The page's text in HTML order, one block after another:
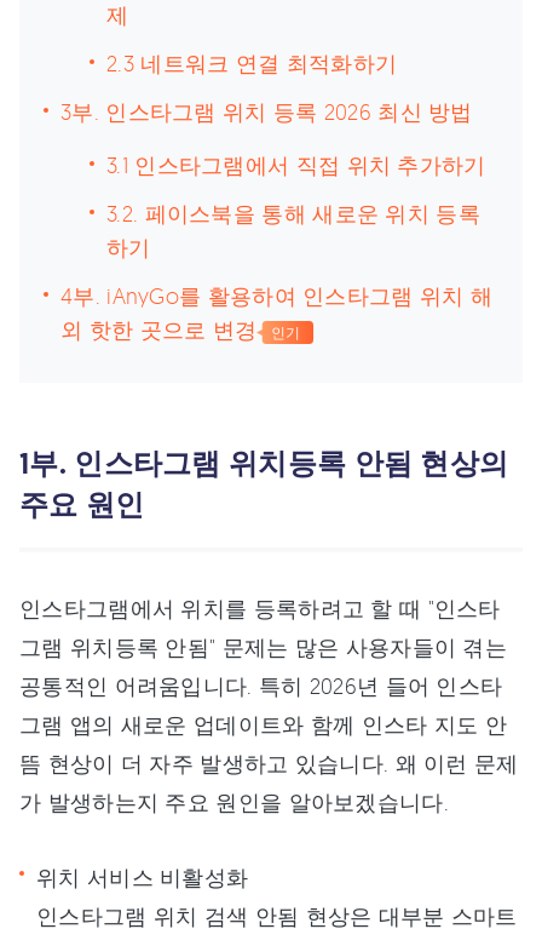
제
2.3 네트워크 연결 최적화하기
3부. 인스타그램 위치 등록 2026 최신 방법
3.1 인스타그램에서 직접 위치 추가하기
3.2. 페이스북을 통해 새로운 위치 등록
하기
4부. iAnyGo를 활용하여 인스타그램 위치 해
외 핫한 곳으로 변경
인기
1부. 인스타그램 위치등록 안됨 현상의
주요 원인
인스타그램에서 위치를 등록하려고 할 때 "인스타
그램 위치등록 안됨" 문제는 많은 사용자들이 겪는
공통적인 어려움입니다. 특히 2026년 들어 인스타
그램 앱의 새로운 업데이트와 함께 인스타 지도 안
뜸 현상이 더 자주 발생하고 있습니다. 왜 이런 문제
가 발생하는지 주요 원인을 알아보겠습니다.
위치 서비스 비활성화
인스타그램 위치 검색 안됨 현상은 대부분 스마트